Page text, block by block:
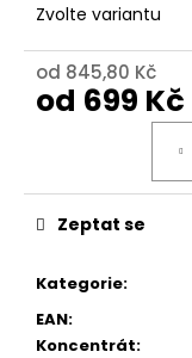
Zvolte variantu
od 845,80 Kč
od 699 Kč
Kategorie:
EAN:
Koncentrát:
Zeptat se
u
j
e
m
TENZI
DETAILER
BLEEDING
CHERRY
151,30
Kč